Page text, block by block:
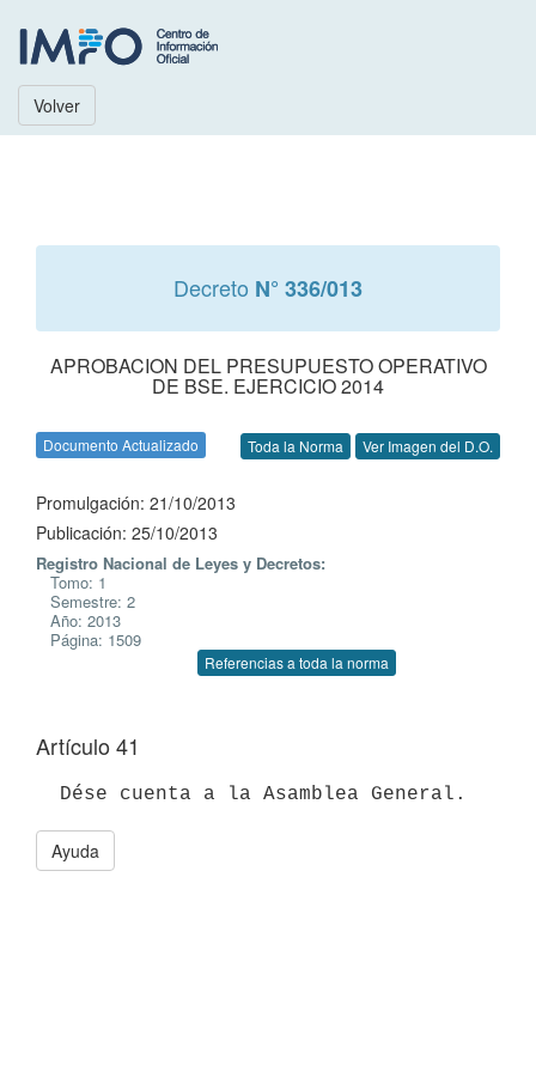
Volver
Decreto N° 336/013
APROBACION DEL PRESUPUESTO OPERATIVO
DE BSE. EJERCICIO 2014
Documento Actualizado Toda la Norma Ver Imagen del D.O.
Promulgación: 21/10/2013
Publicación: 25/10/2013
Registro Nacional de Leyes y Decretos:
Tomo: 1
Semestre: 2
Año: 2013
Página: 1509
Referencias a toda la norma
Artículo 41
  Dése cuenta a la Asamblea General.
Ayuda